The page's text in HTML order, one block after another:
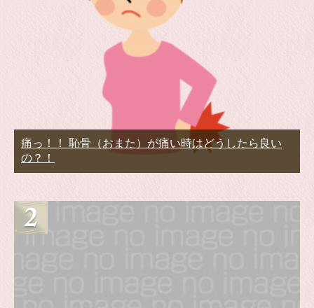
痛っ！！ 恥骨（おまた）が痛い時はどうしたら良い
の？！